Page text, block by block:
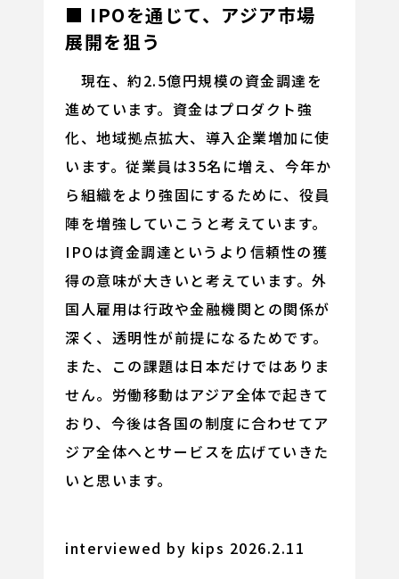
■ IPOを通じて、アジア市場
展開を狙う
現在、約2.5億円規模の資金調達を
進めています。資金はプロダクト強
化、地域拠点拡大、導入企業増加に使
います。従業員は35名に増え、今年か
ら組織をより強固にするために、役員
陣を増強していこうと考えています。
IPOは資金調達というより信頼性の獲
得の意味が大きいと考えています。外
国人雇用は行政や金融機関との関係が
深く、透明性が前提になるためです。
また、この課題は日本だけではありま
せん。労働移動はアジア全体で起きて
おり、今後は各国の制度に合わせてア
ジア全体へとサービスを広げていきた
いと思います。
interviewed by kips 2026.2.11